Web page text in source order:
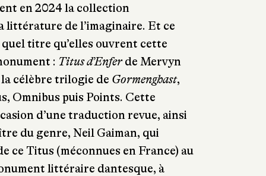
en 2024 la collection
littérature de l’imaginaire. Et ce
quel titre qu’elles ouvrent cette
: Titus d’Enferde Mervyn
célèbre trilogie de Gormenghast,
Omnibus puis Points. Cette
d’une traduction revue, ainsi
du genre, Neil Gaiman, qui
ce Titus (méconnues en France) au
littéraire dantesque, à